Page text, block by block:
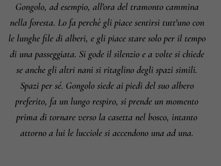
Gongolo, ad esempio, all'ora del tramonto cammina
nella foresta. Lo fa perchè gli piace sentirsi tutt'uno con
le lunghe file di alberi, e gli piace stare solo per il tempo
di una passeggiata. Si gode il silenzio e a volte si chiede
se anche gli altri nani si ritaglino degli spazi simili.
Spazi per sé. Gongolo siede ai piedi del suo albero
preferito, fa un lungo respiro, si prende un momento
prima di tornare verso la casetta nel bosco, intanto
attorno a lui le lucciole si accendono una ad una.